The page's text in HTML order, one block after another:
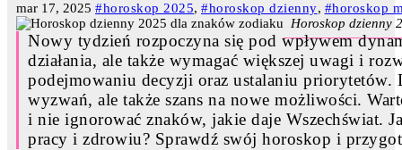
mar 17, 2025 #horoskop 2025, #horoskop dzienny, #horoskop
Horoskop dzienny
Nowy tydzień rozpoczyna się pod wpływem
działania, ale także wymagać większej uwagi i
podejmowaniu decyzji oraz ustalaniu priorytetów.
wyzwań, ale także szans na nowe możliwości.
i nie ignorować znaków, jakie daje Wszechświat.
pracy i zdrowiu? Sprawdź swój horoskop i